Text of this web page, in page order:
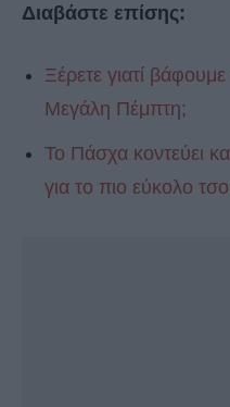
Διαβάστε επίσης:
Ξέρετε γιατί
Μεγάλη Πέμπτη;
Το Πάσχα κοντεύει
για το πιο εύκολο